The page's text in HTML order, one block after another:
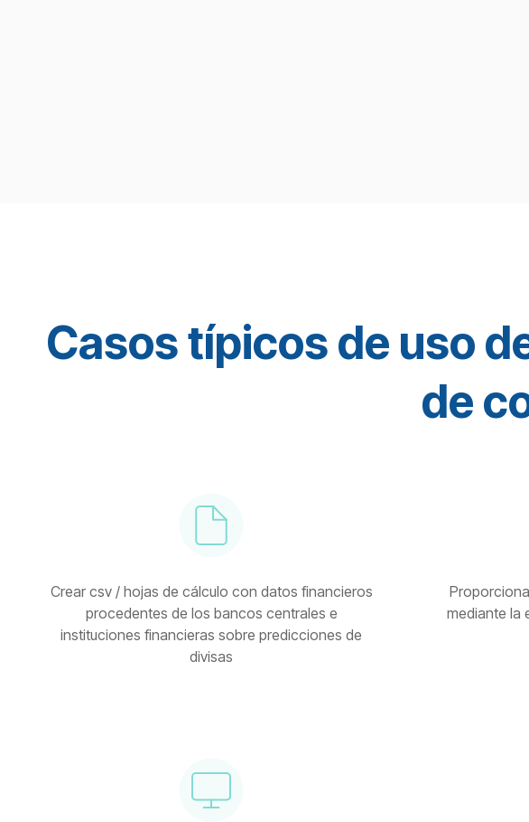
Casos típicos de uso
de
Crear csv / hojas de cálculo con datos financieros
procedentes de los bancos centrales e
instituciones financieras sobre predicciones de
divisas
mediante la